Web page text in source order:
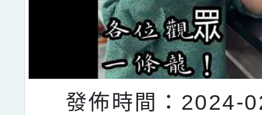
發佈時間：2024-